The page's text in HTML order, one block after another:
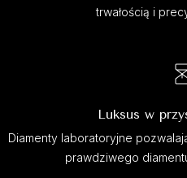
trwałością i
Luksus w
Diamenty laboratoryjne
prawdziwego